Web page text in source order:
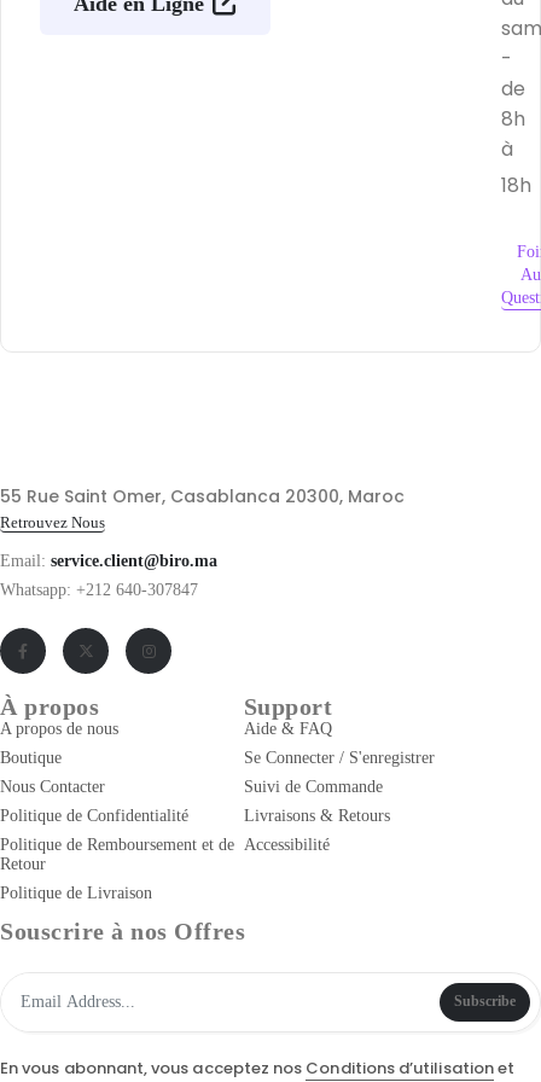
-
de
8h
à
18h
55 Rue Saint Omer, Casablanca 20300, Maroc
Retrouvez Nous
Email: service.client@biro.ma
Whatsapp: +212 640-307847
À propos
A propos de nous
Boutique
Nous Contacter
Politique de Confidentialité
Politique de Remboursement et de
Retour
Politique de Livraison
Support
Aide & FAQ
Se Connecter / S'enregistrer
Suivi de Commande
Livraisons & Retours
Accessibilité
Souscrire à nos Offres
Subscribe
En vous abonnant, vous acceptez nos Conditions d’utilisationet